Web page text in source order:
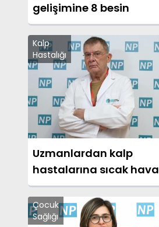
gelişimine 8 besin
Kalp
Hastalığı
Uzmanlardan kalp
hastalarına sıcak hava
uyarısı
Çocuk
Sağlığı